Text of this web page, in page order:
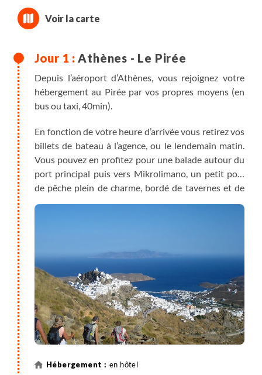
Athènes - Le Pirée
Depuis l’aéroport d’Athènes, vous rejoignez votre
hébergement au Pirée par vos propres moyens (en
bus ou taxi, 40min).
En fonction de votre heure d’arrivée vous retirez vos
billets de bateau à l’agence, ou le lendemain matin.
Vous pouvez en profitez pour une balade autour du
port principal puis vers Mikrolimano, un petit port
de pêche plein de charme, bordé de tavernes et de
cafés où déguster un café frappé ou un plat
en hôtel